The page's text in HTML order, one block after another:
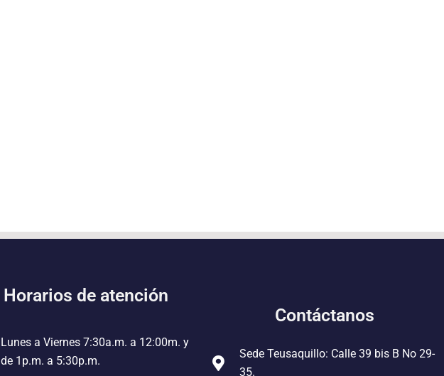
Horarios de atención
Lunes a Viernes 7:30a.m. a 12:00m. y
de 1p.m. a 5:30p.m.
Contáctanos
Sede Teusaquillo: Calle 39 bis B No 29-
35.